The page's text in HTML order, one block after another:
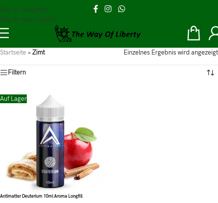
Skip to navigation
Skip to main content
Startseite »Zimt Einzelnes Ergebnis wird angezeigt
Filtern
Auf Lager
Antimatter Deuterium 10ml Aroma Longfill